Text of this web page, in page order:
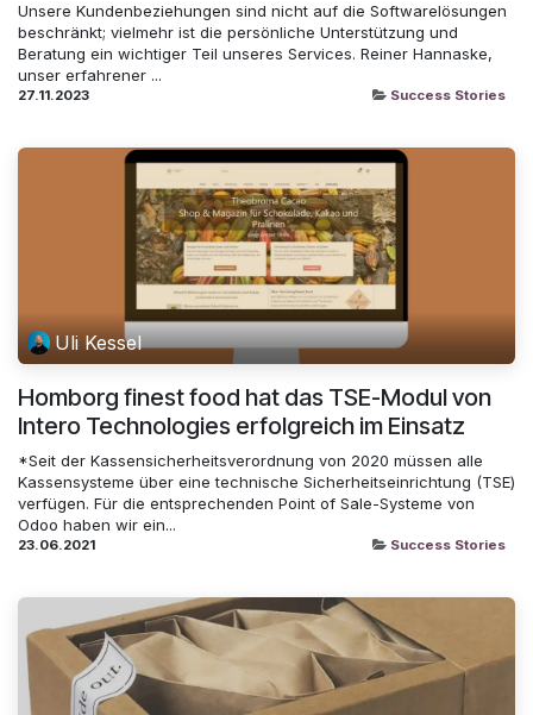
Unsere Kundenbeziehungen sind nicht auf die Softwarelösungen
beschränkt; vielmehr ist die persönliche Unterstützung und
Beratung ein wichtiger Teil unseres Services. Reiner Hannaske,
unser erfahrener ...
27.11.2023 Success Stories
Uli Kessel
Homborg finest food hat das TSE-Modul von
Intero Technologies erfolgreich im Einsatz
*Seit der Kassensicherheitsverordnung von 2020 müssen alle
Kassensysteme über eine technische Sicherheitseinrichtung (TSE)
verfügen. Für die entsprechenden Point of Sale-Systeme von
Odoo haben wir ein...
23.06.2021 Success Stories